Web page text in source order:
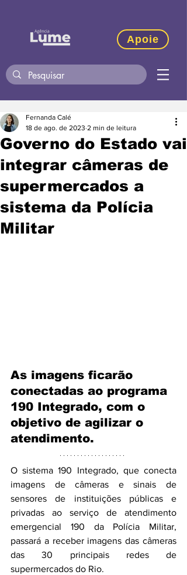
Apoie
Governo do Estado vai
integrar câmeras de
supermercados a
sistema da Polícia
Militar
Fernanda Calé
18 de ago. de 2023 2 min de leitura
As imagens ficarão
conectadas ao programa
190 Integrado, com o
objetivo de agilizar o
atendimento.
O sistema 190 Integrado, que conecta
imagens de câmeras e sinais de
sensores de instituições públicas e
privadas ao serviço de atendimento
emergencial 190 da Polícia Militar,
passará a receber imagens das câmeras
das 30 principais redes de
supermercados do Rio.